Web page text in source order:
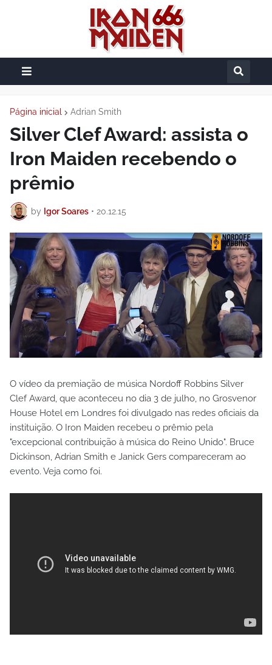
Página inicial Adrian Smith
Silver Clef Award: assista o
Iron Maiden recebendo o
prêmio
by Igor Soares • 20.12.15
O vídeo da premiação de música Nordoff Robbins Silver
Clef Award, que aconteceu no dia 3 de julho, no Grosvenor
House Hotel em Londres foi divulgado nas redes oficiais da
instituição. O Iron Maiden recebeu o prêmio pela
"excepcional contribuição à música do Reino Unido". Bruce
Dickinson, Adrian Smith e Janick Gers compareceram ao
evento. Veja como foi.